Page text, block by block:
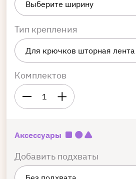
Тип крепления
Комплектов
1
Аксессуары
Добавить подхваты